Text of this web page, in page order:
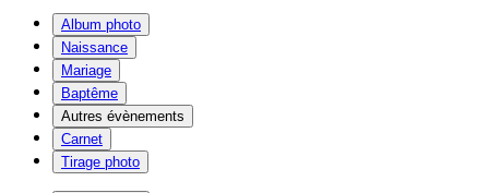
Album photo
Naissance
Mariage
Baptême
Autres évènements
Carnet
Tirage photo